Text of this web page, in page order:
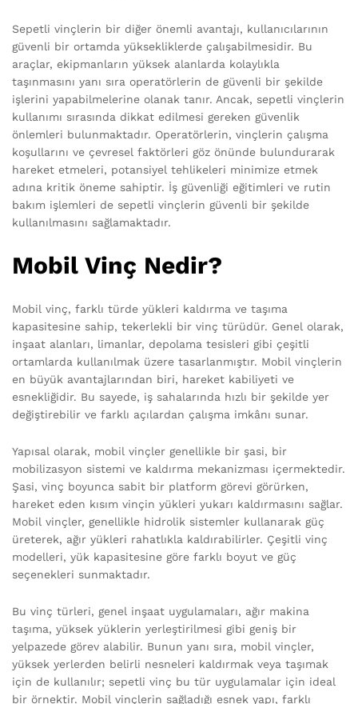
Sepetli vinçlerin bir diğer önemli avantajı, kullanıcılarının
güvenli bir ortamda yüksekliklerde çalışabilmesidir. Bu
araçlar, ekipmanların yüksek alanlarda kolaylıkla
taşınmasını yanı sıra operatörlerin de güvenli bir şekilde
işlerini yapabilmelerine olanak tanır. Ancak, sepetli vinçlerin
kullanımı sırasında dikkat edilmesi gereken güvenlik
önlemleri bulunmaktadır. Operatörlerin, vinçlerin çalışma
koşullarını ve çevresel faktörleri göz önünde bulundurarak
hareket etmeleri, potansiyel tehlikeleri minimize etmek
adına kritik öneme sahiptir. İş güvenliği eğitimleri ve rutin
bakım işlemleri de sepetli vinçlerin güvenli bir şekilde
kullanılmasını sağlamaktadır.
Mobil Vinç Nedir?
Mobil vinç, farklı türde yükleri kaldırma ve taşıma
kapasitesine sahip, tekerlekli bir vinç türüdür. Genel olarak,
inşaat alanları, limanlar, depolama tesisleri gibi çeşitli
ortamlarda kullanılmak üzere tasarlanmıştır. Mobil vinçlerin
en büyük avantajlarından biri, hareket kabiliyeti ve
esnekliğidir. Bu sayede, iş sahalarında hızlı bir şekilde yer
değiştirebilir ve farklı açılardan çalışma imkânı sunar.
Yapısal olarak, mobil vinçler genellikle bir şasi, bir
mobilizasyon sistemi ve kaldırma mekanizması içermektedir.
Şasi, vinç boyunca sabit bir platform görevi görürken,
hareket eden kısım vinçin yükleri yukarı kaldırmasını sağlar.
Mobil vinçler, genellikle hidrolik sistemler kullanarak güç
üreterek, ağır yükleri rahatlıkla kaldırabilirler. Çeşitli vinç
modelleri, yük kapasitesine göre farklı boyut ve güç
seçenekleri sunmaktadır.
Bu vinç türleri, genel inşaat uygulamaları, ağır makina
taşıma, yüksek yüklerin yerleştirilmesi gibi geniş bir
yelpazede görev alabilir. Bunun yanı sıra, mobil vinçler,
yüksek yerlerden belirli nesneleri kaldırmak veya taşımak
için de kullanılır; sepetli vinç bu tür uygulamalar için ideal
bir örnektir. Mobil vinçlerin sağladığı esnek yapı, farklı